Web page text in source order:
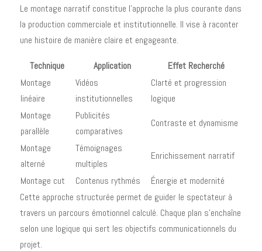
Le montage narratif constitue l'approche la plus courante dans
la production commerciale et institutionnelle. Il vise à raconter
une histoire de manière claire et engageante.
Technique Application
Effet Recherché
Montage
linéaire
Vidéos
institutionnelles
Clarté et progression
logique
Montage
parallèle
Publicités
comparatives
Contraste et dynamisme
Montage
alterné
Témoignages
multiples
Enrichissement narratif
Montage cut Contenus rythmés
Énergie et modernité
Cette approche structurée permet de guider le spectateur à
travers un parcours émotionnel calculé. Chaque plan s'enchaîne
selon une logique qui sert les objectifs communicationnels du
projet.